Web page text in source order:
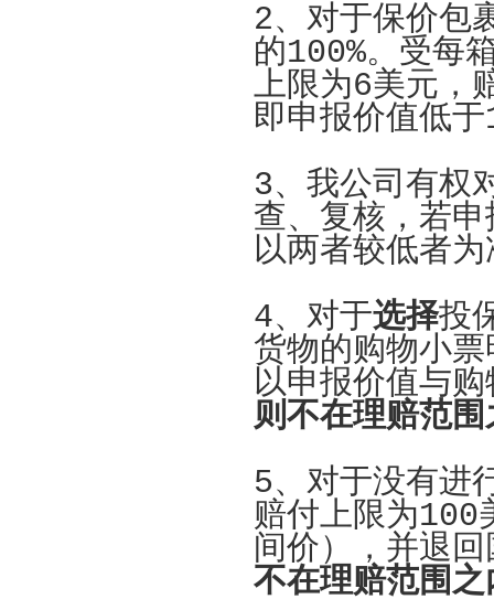
2、对于保价包
的100%。受每
上限为6美元，
即申报价值低
3、我公司有权
查、复核，若
以两者较低者为
4、对于选择投
货物的购物小
以申报价值与
则不在理赔范围
5、对于没有进
赔付上限为100
间价），并退
不在理赔范围之